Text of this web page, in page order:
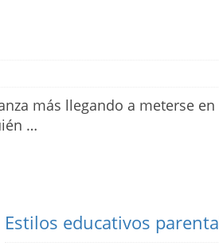
más llegando a meterse
…
Estilos educativos